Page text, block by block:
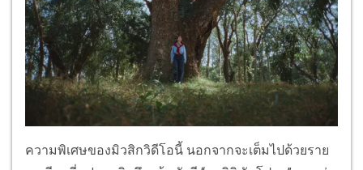
ความพิเศษของมิวสิกวิดีโอนี้ นอกจากจะเต็มไปด้วยราย